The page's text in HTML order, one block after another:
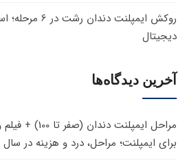
روکش ایمپلنت
دیجیتال
آخرین دیدگاه‌ها
مراحل ایمپلنت دندان (صفر تا 100) + فیلم و عکس
برای ایمپلنت؛ مراحل، درد و هزینه در سال 1405